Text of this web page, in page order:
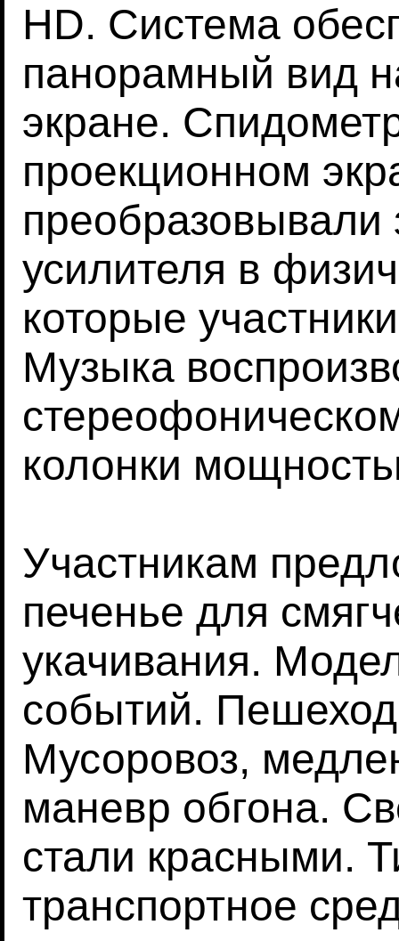
HD. Система
панорамный вид
экране.
проекционном
преобразовывали
усилителя в
которые
Музыка
колонки
Участникам
печенье для
укачивания.
событий.
Мусоровоз,
маневр обгона.
стали красными.
транспортное